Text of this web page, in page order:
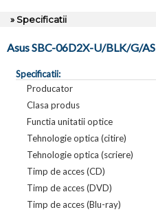
» Specificatii
Asus SBC-06D2X-U/BLK/G/AS
Specificatii:
Producator
Clasa produs
Functia unitatii optice
Tehnologie optica (citire)
Tehnologie optica (scriere)
Timp de acces (CD)
Timp de acces (DVD)
Timp de acces (Blu-ray)